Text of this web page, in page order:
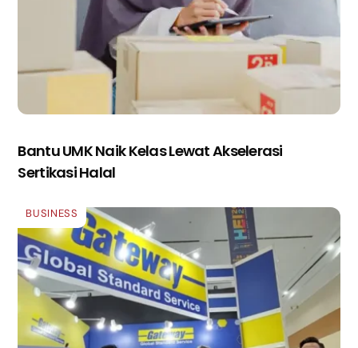
Bantu UMK Naik Kelas Lewat Akselerasi
Sertikasi Halal
BUSINESS